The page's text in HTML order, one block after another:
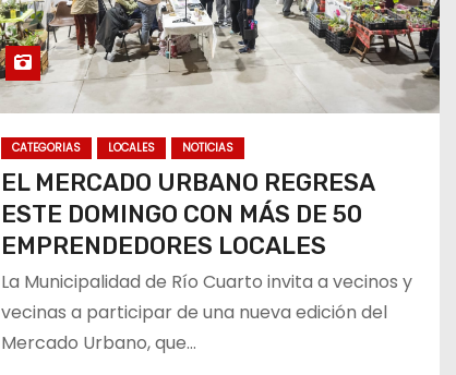
CATEGORIAS LOCALES NOTICIAS
EL MERCADO URBANO REGRESA
ESTE DOMINGO CON MÁS DE 50
EMPRENDEDORES LOCALES
La Municipalidad de Río Cuarto invita a vecinos y
vecinas a participar de una nueva edición del
Mercado Urbano, que…